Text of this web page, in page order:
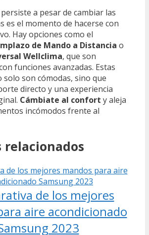
a pesar de cambiar las
es el momento de hacerse con
Hay opciones como el
de Mando a Distancia o
Wellclima, que son
funciones avanzadas. Estas
son cómodas, sino que
directo y una experiencia
Cámbiate al confort y aleja
incómodos frente al
de los mejores
aire acondicionado
2023